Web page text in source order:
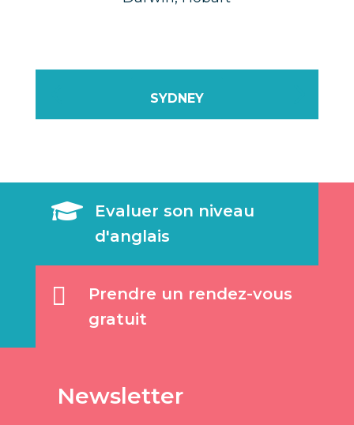
SYDNEY

Evaluer son niveau
d'anglais

Prendre un rendez-vous
gratuit
Newsletter